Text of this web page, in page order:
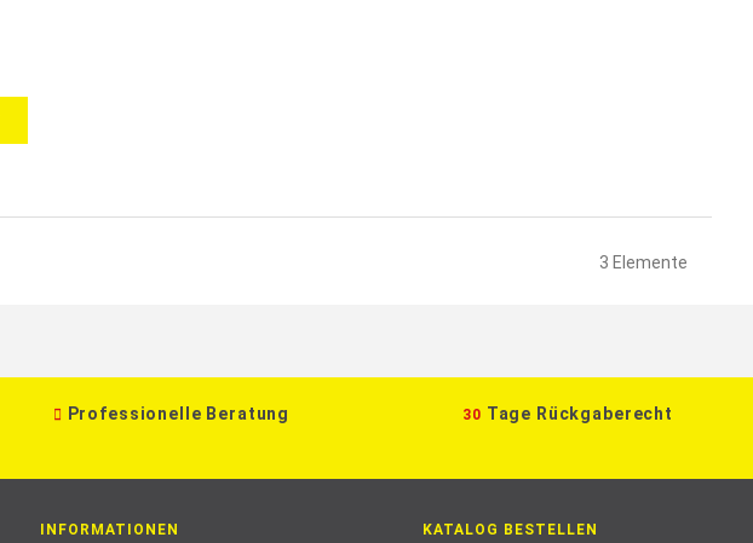
3 Elemente
Professionelle Beratung 30 Tage Rückgaberecht
INFORMATIONEN KATALOG BESTELLEN